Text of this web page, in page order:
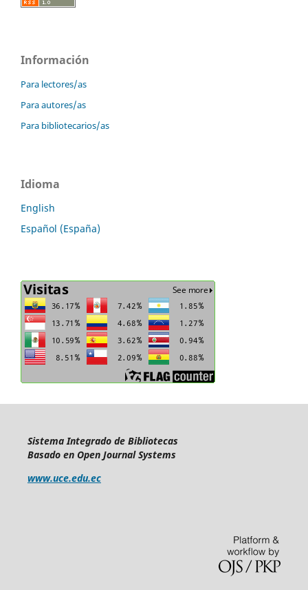
Información
Para lectores/as
Para autores/as
Para bibliotecarios/as
Idioma
English
Español (España)
Sistema Integrado de Bibliotecas
Basado en Open Journal Systems
www.uce.edu.ec